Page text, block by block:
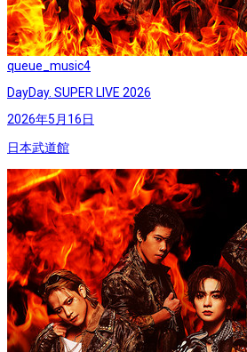
queue_music4
DayDay. SUPER LIVE 2026
2026年5月16日
日本武道館